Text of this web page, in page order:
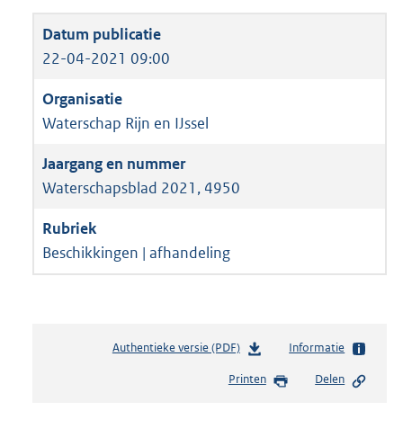
22-04-2021 09:00
Waterschap Rijn en IJssel
Waterschapsblad 2021, 4950
Beschikkingen | afhandeling
Authentieke versie (PDF)b
s
Informatie
Printen Delen